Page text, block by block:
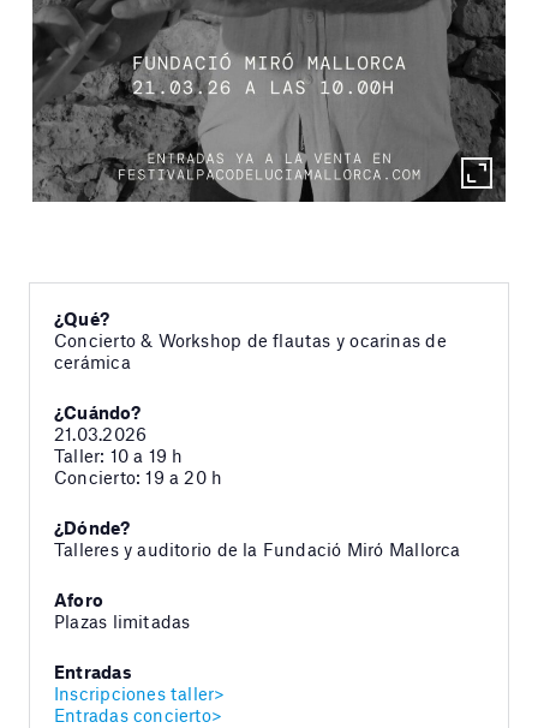
¿Qué?
Concierto & Workshop de flautas y ocarinas de
cerámica
¿Cuándo?
21.03.2026
Taller: 10 a 19 h
Concierto: 19 a 20 h
¿Dónde?
Talleres y auditorio de la Fundació Miró Mallorca
Aforo
Plazas limitadas
Entradas
Inscripciones taller>
Entradas concierto>